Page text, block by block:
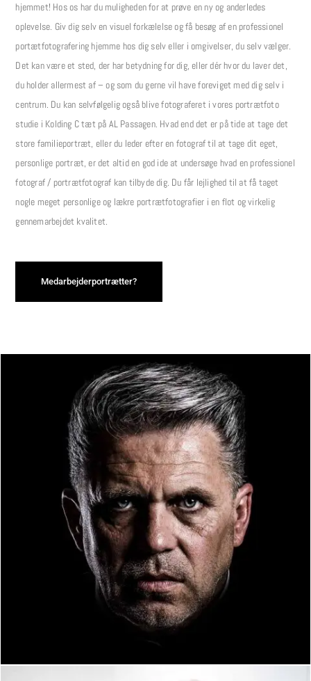
hjemmet! Hos os har du muligheden for at prøve en ny og anderledes
oplevelse. Giv dig selv en visuel forkælelse og få besøg af en professionel
portætfotografering hjemme hos dig selv eller i omgivelser, du selv vælger.
Det kan være et sted, der har betydning for dig, eller dér hvor du laver det,
du holder allermest af – og som du gerne vil have foreviget med dig selv i
centrum. Du kan selvfølgelig også blive fotograferet i vores portrætfoto
studie i Kolding C tæt på AL Passagen. Hvad end det er på tide at tage det
store familieportræt, eller du leder efter en fotograf til at tage dit eget,
personlige portræt, er det altid en god ide at undersøge hvad en professionel
fotograf / portrætfotograf kan tilbyde dig. Du får lejlighed til at få taget
nogle meget personlige og lækre portrætfotografier i en flot og virkelig
gennemarbejdet kvalitet.
Medarbejderportrætter?